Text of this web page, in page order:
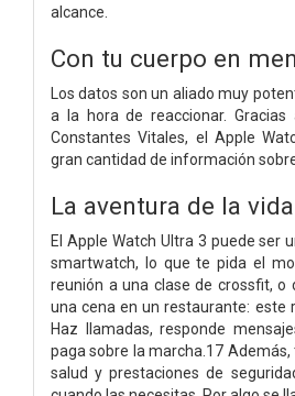
alcance.
Con tu cuerpo en
Los datos son un aliado muy
a la hora de reaccionar. Gracias
Constantes Vitales, el Apple
gran cantidad de información
La aventura de la
El Apple Watch Ultra 3 puede ser
smartwatch, lo que te pida el
reunión a una clase de crossfit, o
una cena en un restaurante: este
Haz llamadas, responde
paga sobre la marcha.17
salud y prestaciones de